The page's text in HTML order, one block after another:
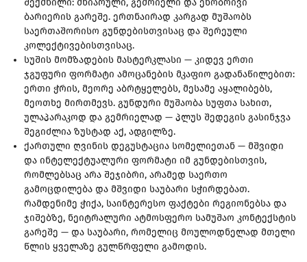
ბარიერის გარეშე. ერთნაირად კარგად მუშაობს
საერთაშორისო გუნდებისთვისაც და შერეული
კოლექტივებისთვისაც.
სუშის მომზადების მასტერკლასი — კიდევ ერთი
ჯგუფური ფორმატი ამოცანების მკაფიო გადანაწილებით:
ერთი ჭრის, მეორე აბრტყელებს, მესამე აყალიბებს,
მეოთხე მირთმევს. გუნდური მუშაობა სუფთა სახით,
ულაპარაკოდ და გემრიელად — პლუს შედეგის გასინჯვა
შეგიძლია ზუსტად აქ, ადგილზე.
ქართული ღვინის დეგუსტაცია სომელიეთან — მშვიდი
და ინტელექტუალური ფორმატი იმ გუნდებისთვის,
რომლებსაც არა შეჯიბრი, არამედ საერთო
გამოცდილება და მშვიდი საუბარი სჭირდებათ.
რამდენიმე ჭიქა, საინტერესო ფაქტები რეგიონებსა და
ჯიშებზე, ნეიტრალური ატმოსფერო სამუშაო კონტექსტის
გარეშე — და საუბარი, რომელიც მოულოდნელად მთელი
წლის ყველაზე გულწრფელი გამოდის.